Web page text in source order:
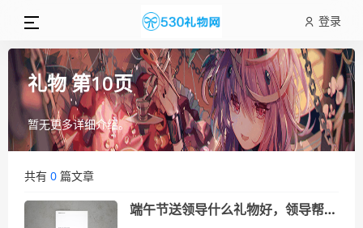
登录
礼物 第10页
暂无更多详细介绍。
共有 0 篇文章
端午节送领导什么礼物好，领导帮了大忙买什么礼物